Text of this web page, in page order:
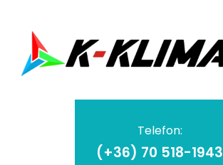
Telefon:
(+36) 70 518-1943